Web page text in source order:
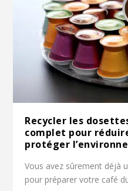
Recycler les
complet pour
protéger
Vous avez sûrement déjà
pour préparer votre café